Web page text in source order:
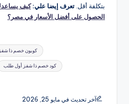
بتكلفة أقل. تعرف إيضا علي:كيف
الحصول على أفضل الأسعار في مصر؟
كوبون خصم ذا شفز
كود خصم ذا شفز أول طلب
آخر تحديث في مايو 25, 2026